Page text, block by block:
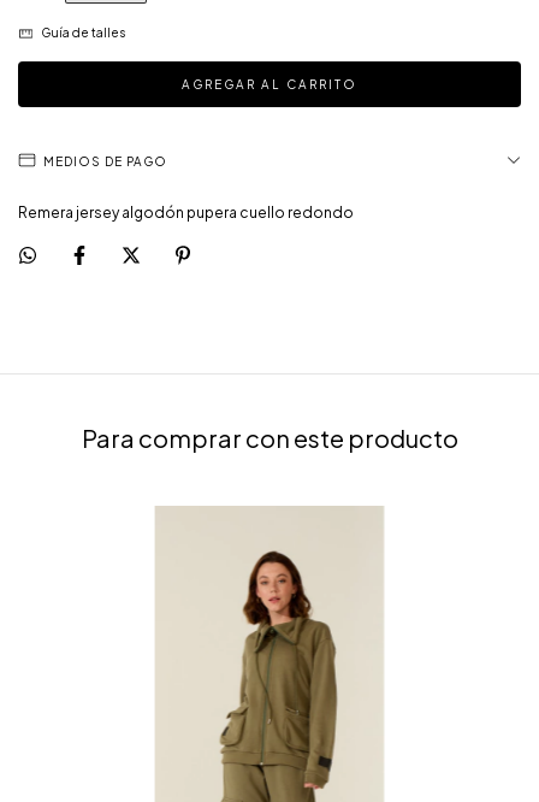
Guía de talles
MEDIOS DE PAGO
Remera jersey algodón pupera cuello redondo
Para comprar con este producto